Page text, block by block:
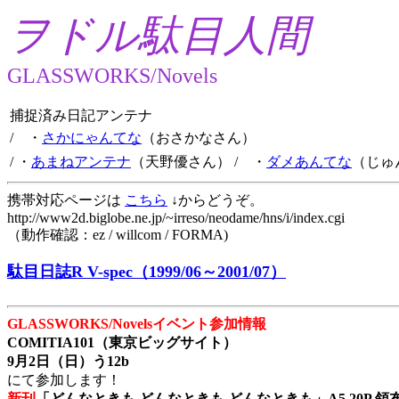
ヲドル駄目人間
GLASSWORKS/Novels
捕捉済み日記アンテナ
/ ・ さかにゃんてな （おさかなさん）
/ ・ あまねアンテナ （天野優さん） / ・ ダメあんてな （じ
携帯対応ページは こちら ↓からどうぞ。
http://www2d.biglobe.ne.jp/~irreso/neodame/hns/i/index.cgi
（動作確認：ez / willcom / FORMA)
駄目日誌R V-spec（1999/06～2001/07）
GLASSWORKS/Novelsイベント参加情報
COMITIA101（東京ビッグサイト）
9月2日（日）う12b
にて参加します！